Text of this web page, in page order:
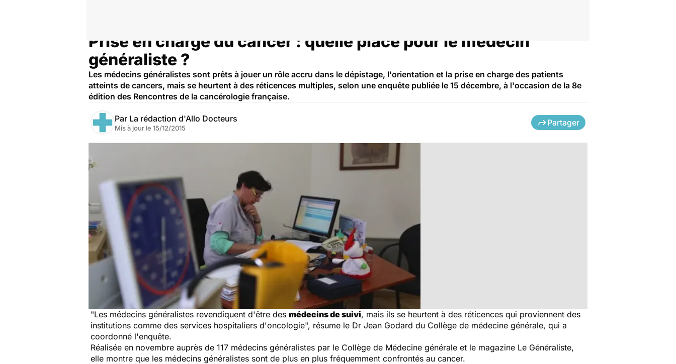
Prise en charge du cancer : quelle place pour le médecin
généraliste ?
Les médecins généralistes sont prêts à jouer un rôle accru dans le dépistage, l'orientation et la prise en charge des patients
atteints de cancers, mais se heurtent à des réticences multiples, selon une enquête publiée le 15 décembre, à l'occasion de la 8e
édition des Rencontres de la cancérologie française.
Par La rédaction d'Allo Docteurs
Mis à jour le 15/12/2015
Partager
"Les médecins généralistes revendiquent d'être des médecins de suivi, mais ils se heurtent à des réticences qui proviennent des
institutions comme des services hospitaliers d'oncologie", résume le Dr Jean Godard du Collège de médecine générale, qui a
coordonné l'enquête.
Réalisée en novembre auprès de 117 médecins généralistes par le Collège de Médecine générale et le magazine Le Généraliste,
elle montre que les médecins généralistes sont de plus en plus fréquemment confrontés au cancer.